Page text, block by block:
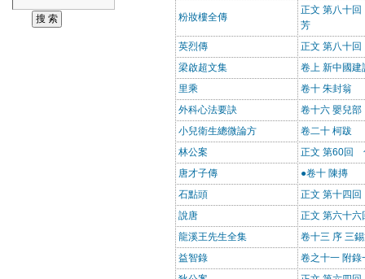
粉妝樓全傳
正文 第八十
芳
英烈傳
正文 第八十
梁啟超文集
卷上 新中國建
里乘
卷十 朱封翁
外科心法要訣
卷十六 嬰兒部
小兒衛生總微論方
卷二十 柯跋
林公案
正文 第60回
唐才子傳
●卷十 陳摶
石點頭
正文 第十四
說唐
正文 第六十
龍溪王先生全集
卷十三 序 三
益智錄
卷之十一 附錄